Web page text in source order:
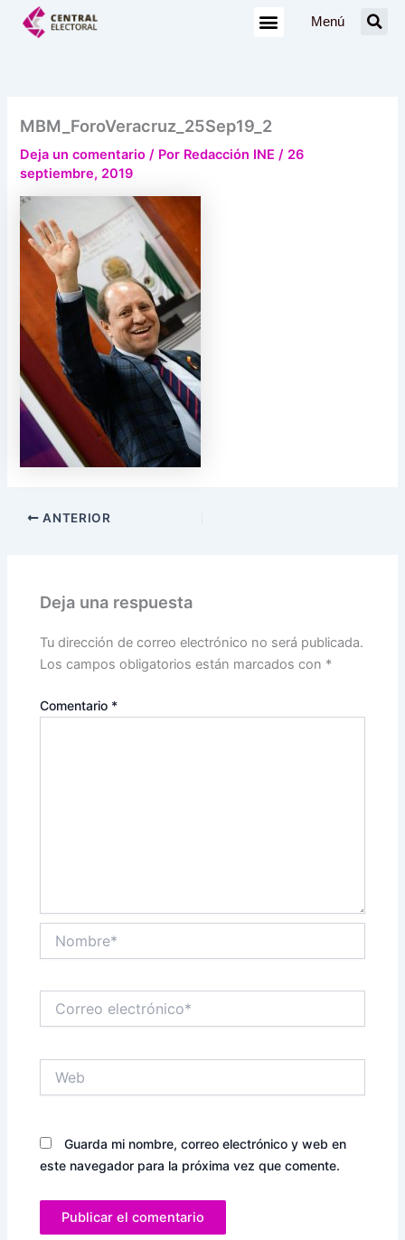
Menú
MBM_ForoVeracruz_25Sep19_2
Deja un comentario / Por Redacción INE/ 26
septiembre, 2019
ANTERIOR
Deja una respuesta
Tu dirección de correo electrónico no será publicada.
Los campos obligatorios están marcados con *
Comentario *
electrónico*
Guarda mi nombre, correo electrónico y web en
este navegador para la próxima vez que comente.